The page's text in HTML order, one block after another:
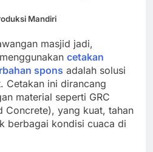
Mandiri
masjid jadi,
cetakan
spons adalah solusi
Cetakan ini dirancang
material seperti GRC
Concrete), yang kuat, tahan
berbagai kondisi cuaca di